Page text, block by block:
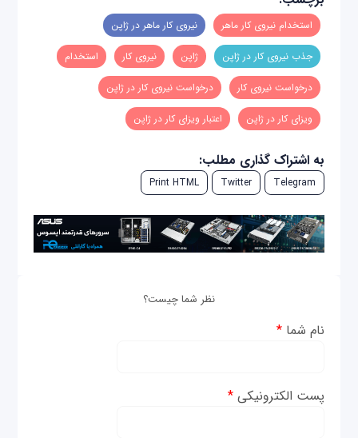
استخدام نیروی کار ماهر نیروی کار ماهر در ژاپن
جذب نیروی کار در ژاپن ژاپن نیروی کار استخدام
درخواست نیروی کار درخواست نیروی کار در ژاپن
ویزای کار در ژاپن اعتبار ویزای کار در ژاپن
به اشتراک گذاری مطلب:
Telegram
Twitter
Print HTML
نظر شما چیست؟
نام شما*
پست الکترونیکی*